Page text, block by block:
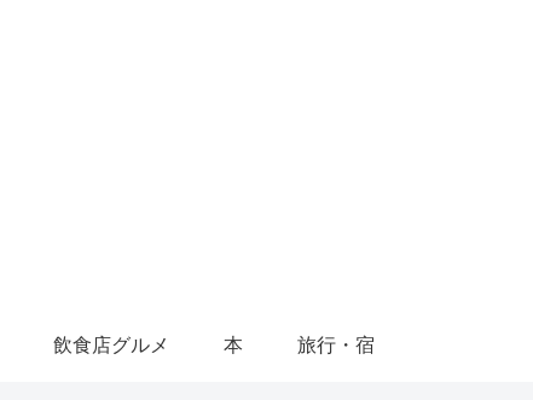
飲食店グルメ 本 旅行・宿